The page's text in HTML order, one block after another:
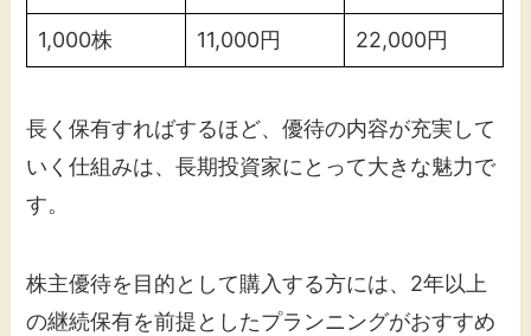
1,000株 11,000円 22,000円
長く保有すればするほど、優待の内容が充実して
いく仕組みは、長期投資家にとって大きな魅力で
す。
株主優待を目的として購入する方には、2年以上
の継続保有を前提としたプランニングがおすすめ